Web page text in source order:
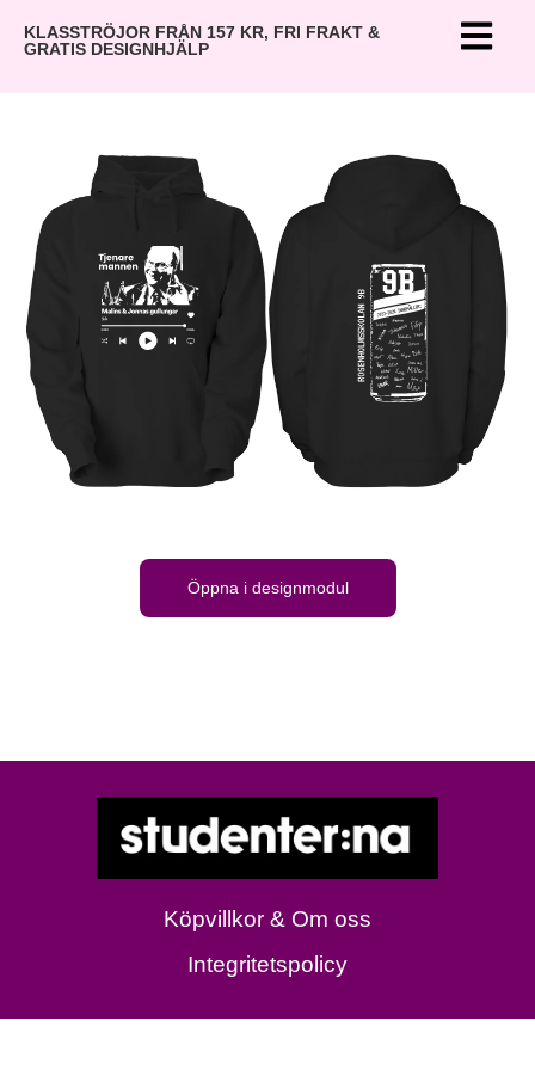
KLASSTRÖJOR FRÅN 157 KR, FRI FRAKT &
GRATIS DESIGNHJÄLP
Öppna i designmodul
Köpvillkor & Om oss
Integritetspolicy